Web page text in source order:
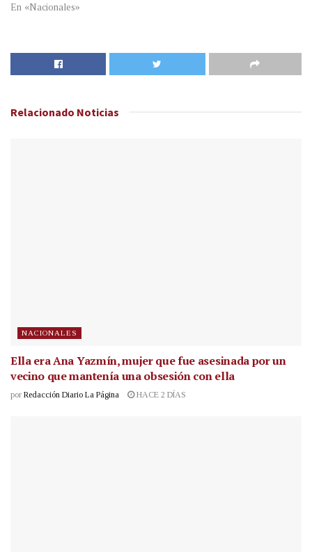
En «Nacionales»
Relacionado Noticias
NACIONALES
Ella era Ana Yazmín, mujer que fue asesinada por un
vecino que mantenía una obsesión con ella
por Redacción Diario La Página HACE 2 DÍAS